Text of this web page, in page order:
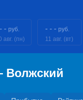
- руб.
авг. (пн)
- - - руб.
11 авг. (вт)
Волжский